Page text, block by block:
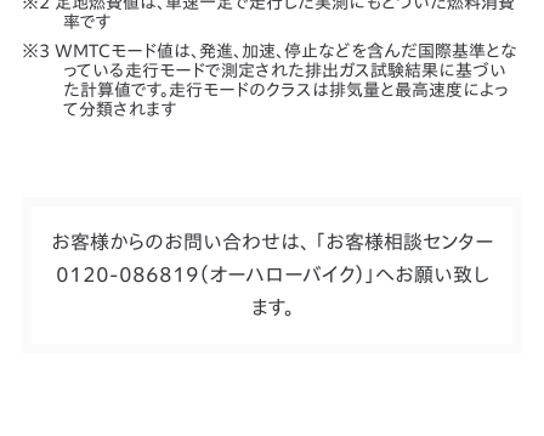
率です
WMTCモード値は、発進、加速、停止などを含んだ国際基準とな
っている走行モードで測定された排出ガス試験結果に基づい
た計算値です。走行モードのクラスは排気量と最高速度によっ
て分類されます
お客様からのお問い合わせは、 「お客様相談センター
0120-086819（オーハローバイク）」へお願い致し
ます。